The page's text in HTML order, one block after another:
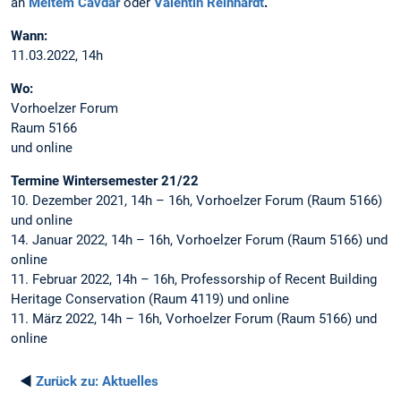
Wann:
11.03.2022, 14h
Wo:
Vorhoelzer Forum
Raum 5166
und online
Termine Wintersemester 21/22
10. Dezember 2021, 14h – 16h, Vorhoelzer Forum (Raum 5166)
und online
14. Januar 2022, 14h – 16h, Vorhoelzer Forum (Raum 5166) und
online
11. Februar 2022, 14h – 16h, Professorship of Recent Building
Heritage Conservation (Raum 4119) und online
11. März 2022, 14h – 16h, Vorhoelzer Forum (Raum 5166) und
online
◄ Zurück zu: Aktuelles